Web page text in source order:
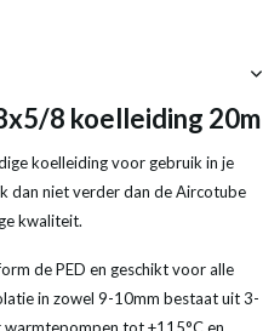
8 koelleiding 20m
koelleiding voor gebruik in je
dan niet verder dan de Aircotube
kwaliteit.
de PED en geschikt voor alle
in zowel 9-10mm bestaat uit 3-